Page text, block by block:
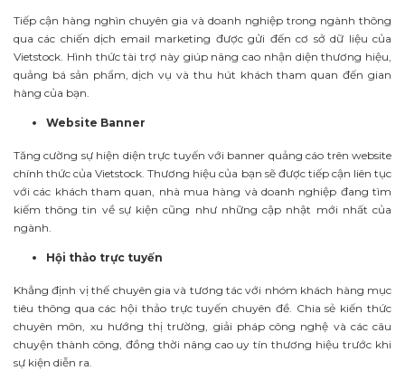
Tiếp cận hàng nghìn chuyên gia và doanh nghiệp trong ngành thông
qua các chiến dịch email marketing được gửi đến cơ sở dữ liệu của
Vietstock. Hình thức tài trợ này giúp nâng cao nhận diện thương hiệu,
quảng bá sản phẩm, dịch vụ và thu hút khách tham quan đến gian
hàng của bạn.
Website Banner
Tăng cường sự hiện diện trực tuyến với banner quảng cáo trên website
chính thức của Vietstock. Thương hiệu của bạn sẽ được tiếp cận liên tục
với các khách tham quan, nhà mua hàng và doanh nghiệp đang tìm
kiếm thông tin về sự kiện cũng như những cập nhật mới nhất của
ngành.
Hội thảo trực tuyến
Khẳng định vị thế chuyên gia và tương tác với nhóm khách hàng mục
tiêu thông qua các hội thảo trực tuyến chuyên đề. Chia sẻ kiến thức
chuyên môn, xu hướng thị trường, giải pháp công nghệ và các câu
chuyện thành công, đồng thời nâng cao uy tín thương hiệu trước khi
sự kiện diễn ra.